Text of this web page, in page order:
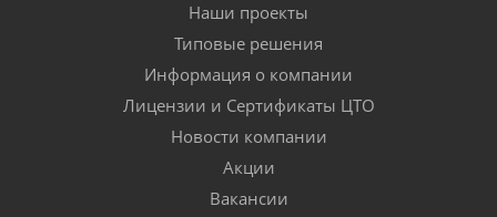
Наши проекты
Типовые решения
Информация о компании
Лицензии и Сертификаты ЦТО
Новости компании
Акции
Вакансии